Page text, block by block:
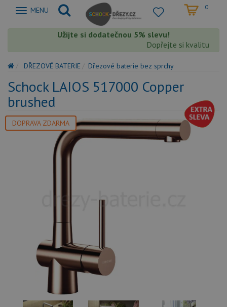
Zobrazit
MENU 0
Užijte si dodatečnou 5% slevu!
Dopřejte si kvalitu
DŘEZOVÉ BATERIE Dřezové baterie bez sprchy
Schock LAIOS 517000 Copper
brushed
DOPRAVA ZDARMA